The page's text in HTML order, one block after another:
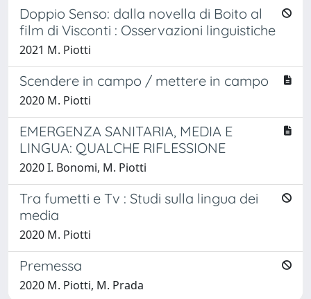
Doppio Senso: dalla novella di Boito al
film di Visconti : Osservazioni linguistiche
2021 M. Piotti
Scendere in campo / mettere in campo
2020 M. Piotti
EMERGENZA SANITARIA, MEDIA E
LINGUA: QUALCHE RIFLESSIONE
2020 I. Bonomi, M. Piotti
Tra fumetti e Tv : Studi sulla lingua dei
media
2020 M. Piotti
Premessa
2020 M. Piotti, M. Prada